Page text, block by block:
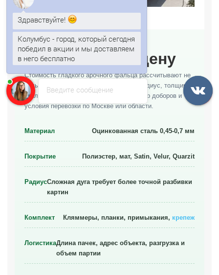
Что влияет на цену
Стоимость гладкого арочного фальца рассчитывают не
только по площади. На смету влияют радиус, толщина
стали, вид покрытия, длина картин, набор доборов и
условия перевозки по Москве или области.
Материал Оцинкованная сталь 0,45-0,7 мм
Покрытие Полиэстер, мат, Satin, Velur, Quarzit
РадиусСложная дуга требует более точной разбивки
картин
Комплект Кляммеры, планки, примыкания, крепеж
ЛогистикаДлина пачек, адрес объекта, разгрузка и
объем партии
Введите сообщение
Здравствуйте!
Колумбус - город, который сегодня
победил в акции и мы доставляем
в него бесплатно
Аннапечатает...